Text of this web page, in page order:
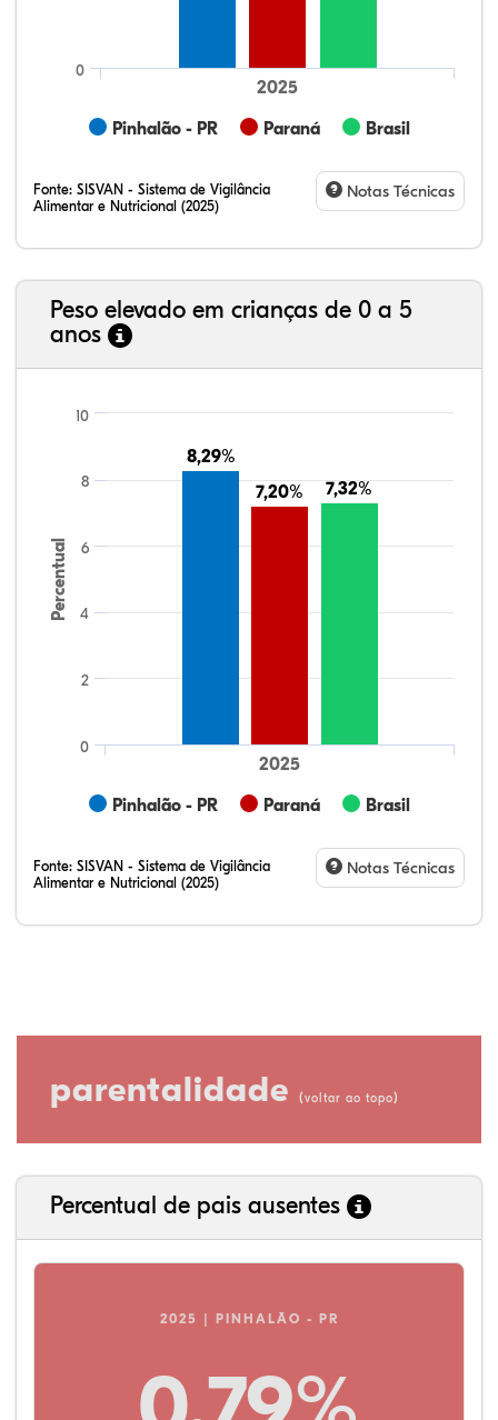
Pinhalão - PR Paraná Brasil
2025
0
Fonte: SISVAN - Sistema de Vigilância
Alimentar e Nutricional (2025)
Notas Técnicas
Peso elevado em crianças de 0 a 5
anos
Percentual
8,29%
8,29%
7,20%
7,20% 7,32%
7,32%
Pinhalão - PR Paraná Brasil
2025
0
2
4
6
8
10
Fonte: SISVAN - Sistema de Vigilância
Alimentar e Nutricional (2025)
Notas Técnicas
parentalidade (voltar ao topo)
Percentual de pais ausentes
2025 | PINHALÃO - PR
58,73%
2,60%
0,27%
36,06%
0,95%
1,38%
21,99%
7,16%
0,36%
66,18%
2,81%
1,50%